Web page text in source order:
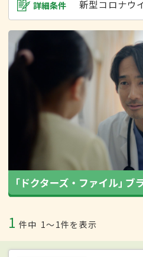
詳細条件 新型コロナウ
1 件中 1〜1件を表示